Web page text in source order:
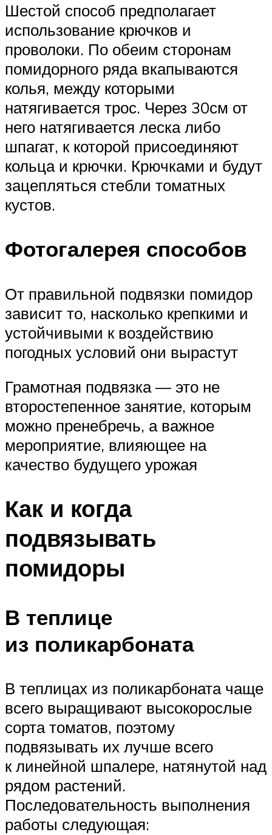
Шестой способ предполагает
использование крючков и
проволоки. По обеим сторонам
помидорного ряда вкапываются
колья, между которыми
натягивается трос. Через 30см от
него натягивается леска либо
шпагат, к которой присоединяют
кольца и крючки. Крючками и будут
зацепляться стебли томатных
кустов.
Фотогалерея способов
От правильной подвязки помидор
зависит то, насколько крепкими и
устойчивыми к воздействию
погодных условий они вырастут
Грамотная подвязка — это не
второстепенное занятие, которым
можно пренебречь, а важное
мероприятие, влияющее на
качество будущего урожая
Как и когда
подвязывать
помидоры
В теплице
из поликарбоната
В теплицах из поликарбоната чаще
всего выращивают высокорослые
сорта томатов, поэтому
подвязывать их лучше всего
к линейной шпалере, натянутой над
рядом растений.
Последовательность выполнения
работы следующая: